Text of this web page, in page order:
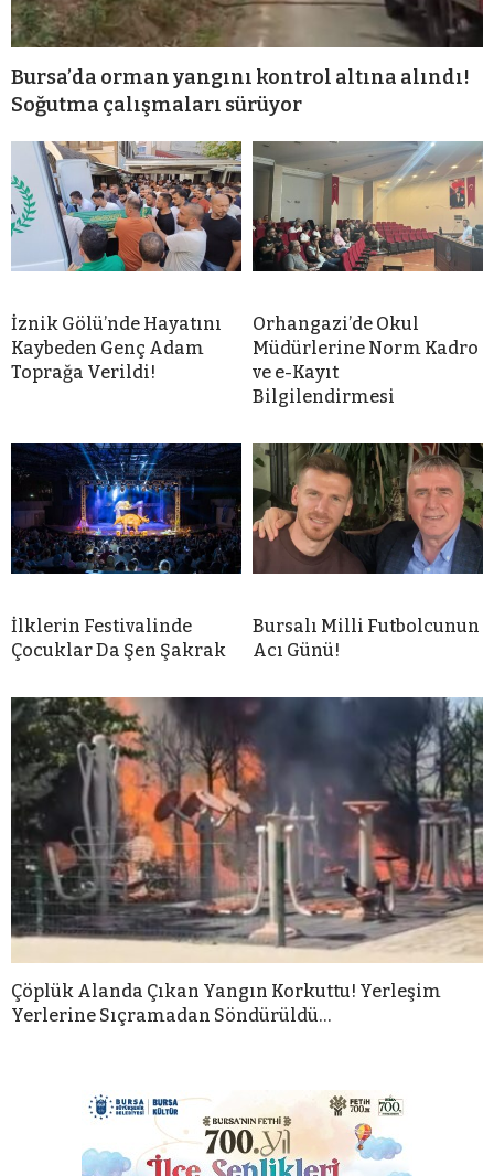
Bursa’da orman yangını kontrol altına alındı!
Soğutma çalışmaları sürüyor
İznik Gölü’nde Hayatını
Kaybeden Genç Adam
Toprağa Verildi!
Orhangazi’de Okul
Müdürlerine Norm Kadro
ve e-Kayıt
Bilgilendirmesi
İlklerin Festivalinde
Çocuklar Da Şen Şakrak
Bursalı Milli Futbolcunun
Acı Günü!
Çöplük Alanda Çıkan Yangın Korkuttu! Yerleşim
Yerlerine Sıçramadan Söndürüldü…